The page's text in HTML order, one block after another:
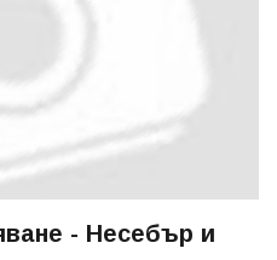
- Несебър и